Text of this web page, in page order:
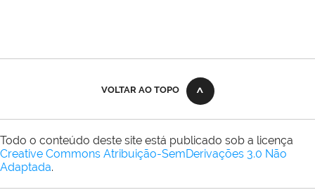
VOLTAR AO TOPO
Todo o conteúdo deste site está publicado sob a licença
Creative Commons Atribuição-SemDerivações 3.0 Não
Adaptada.